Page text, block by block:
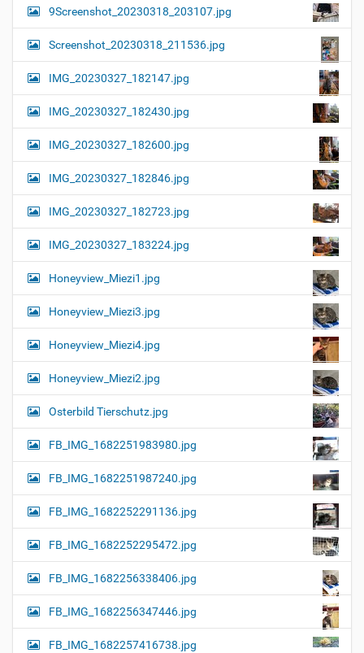
9Screenshot_20230318_203107.jpg
Screenshot_20230318_211536.jpg
IMG_20230327_182147.jpg
IMG_20230327_182430.jpg
IMG_20230327_182600.jpg
IMG_20230327_182846.jpg
IMG_20230327_182723.jpg
IMG_20230327_183224.jpg
Honeyview_Miezi1.jpg
Honeyview_Miezi3.jpg
Honeyview_Miezi4.jpg
Honeyview_Miezi2.jpg
Osterbild Tierschutz.jpg
FB_IMG_1682251983980.jpg
FB_IMG_1682251987240.jpg
FB_IMG_1682252291136.jpg
FB_IMG_1682252295472.jpg
FB_IMG_1682256338406.jpg
FB_IMG_1682256347446.jpg
FB_IMG_1682257416738.jpg